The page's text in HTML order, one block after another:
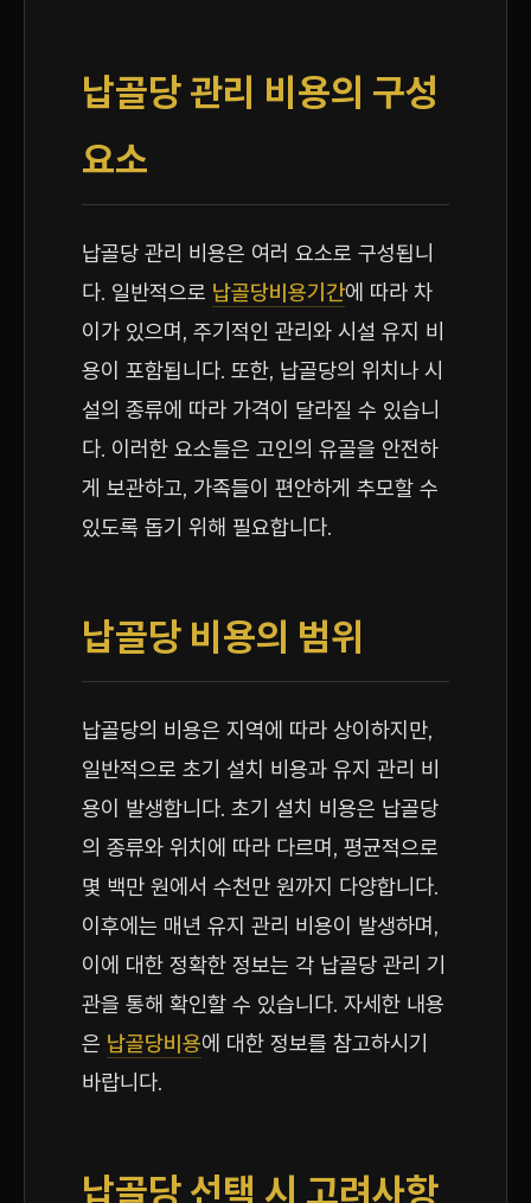
납골당 관리 비용의 구성
요소
납골당 관리 비용은 여러 요소로 구성됩니
다. 일반적으로 납골당비용기간에 따라 차
이가 있으며, 주기적인 관리와 시설 유지 비
용이 포함됩니다. 또한, 납골당의 위치나 시
설의 종류에 따라 가격이 달라질 수 있습니
다. 이러한 요소들은 고인의 유골을 안전하
게 보관하고, 가족들이 편안하게 추모할 수
있도록 돕기 위해 필요합니다.
납골당 비용의 범위
납골당의 비용은 지역에 따라 상이하지만,
일반적으로 초기 설치 비용과 유지 관리 비
용이 발생합니다. 초기 설치 비용은 납골당
의 종류와 위치에 따라 다르며, 평균적으로
몇 백만 원에서 수천만 원까지 다양합니다.
이후에는 매년 유지 관리 비용이 발생하며,
이에 대한 정확한 정보는 각 납골당 관리 기
관을 통해 확인할 수 있습니다. 자세한 내용
은 납골당비용에 대한 정보를 참고하시기
바랍니다.
납골당 선택 시 고려사항